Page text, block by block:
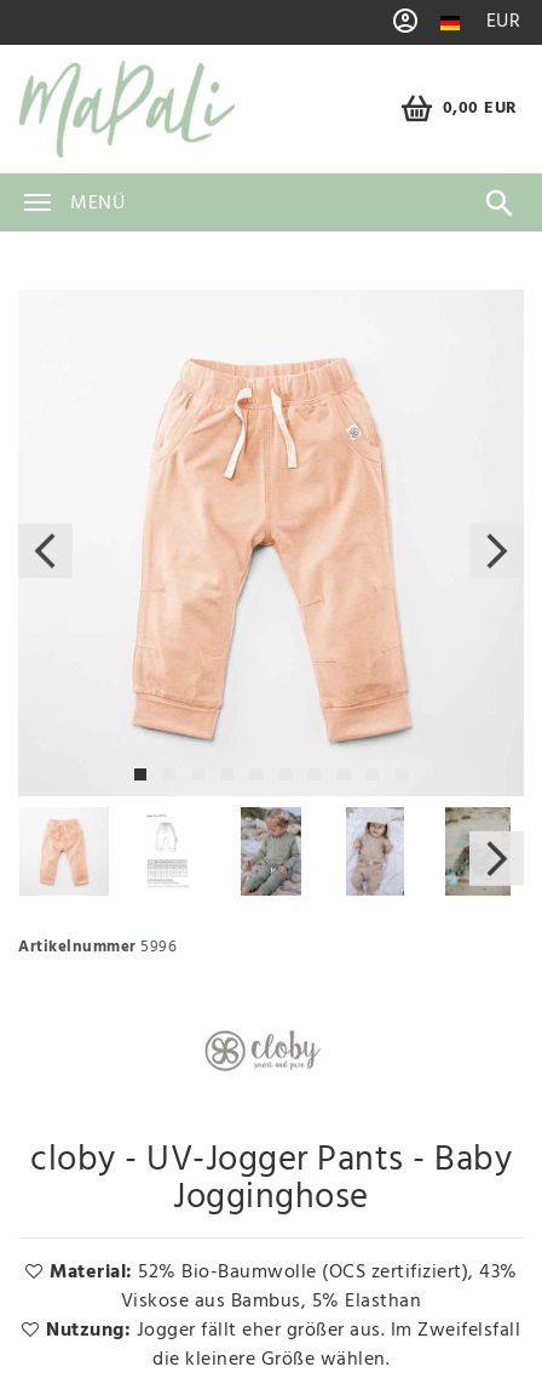
EUR
0,00 EUR
MENÜ
Artikelnummer5996
cloby - UV-Jogger Pants - Baby
Jogginghose
Material: 52% Bio-Baumwolle (OCS zertifiziert), 43%
Viskose aus Bambus, 5% Elasthan
Nutzung: Jogger fällt eher größer aus. Im Zweifelsfall
die kleinere Größe wählen.